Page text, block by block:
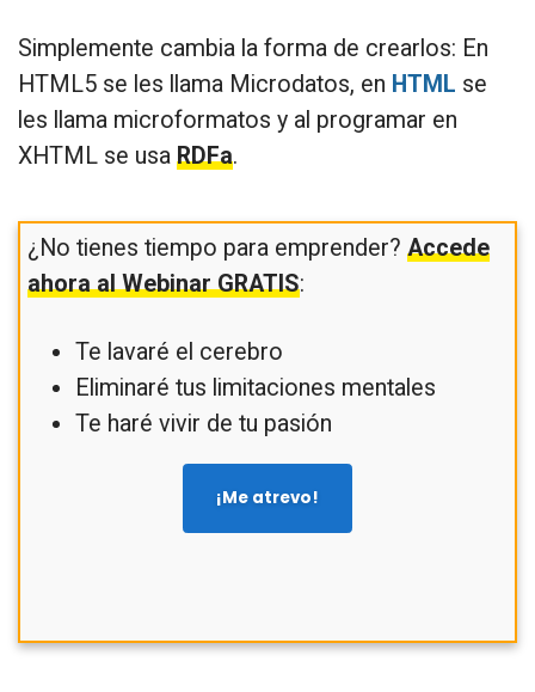
Simplemente cambia la forma de crearlos: En
HTML5 se les llama Microdatos, en HTML se
les llama microformatos y al programar en
XHTML se usa RDFa.
¿No tienes tiempo para emprender? Accede
ahora al Webinar GRATIS:
Te lavaré el cerebro
Eliminaré tus limitaciones mentales
Te haré vivir de tu pasión
¡Me atrevo!